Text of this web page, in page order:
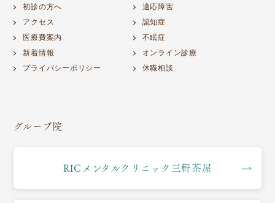
初診の方へ
アクセス
医療費案内
新着情報
プライバシーポリシー
適応障害
認知症
不眠症
オンライン診療
休職相談
グループ院
RICメンタルクリニック三軒茶屋